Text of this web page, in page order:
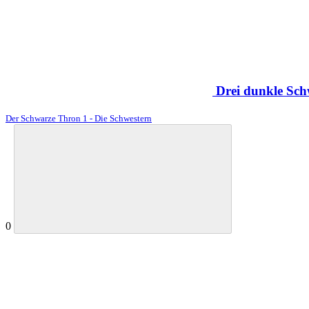
Drei dunkle
Der Schwarze Thron 1 - Die Schwestern
0